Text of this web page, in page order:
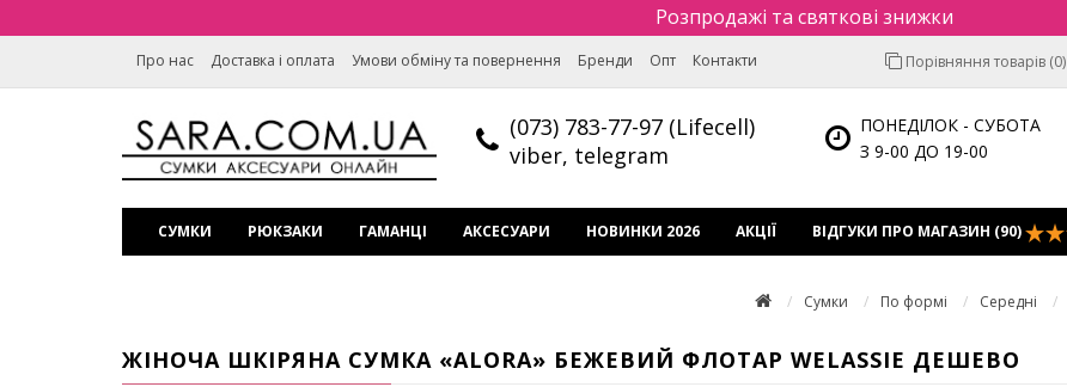
Розпродажі та святкові знижки
Про нас Доставка і оплата Умови обміну та повернення Бренди Опт Контакти Порівняння товарів (0)
(073) 783-77-97 (Lifecell)
viber, telegram
ПОНЕДІЛОК - СУБОТА
З 9-00 ДО 19-00
СУМКИ РЮКЗАКИ ГАМАНЦІ АКСЕСУАРИ НОВИНКИ 2026 АКЦІЇ ВІДГУКИ ПРО МАГАЗИН (90)
Сумки По формі Середні
ЖІНОЧА ШКІРЯНА СУМКА «ALORA» БЕЖЕВИЙ ФЛОТАР WELASSIE ДЕШЕВО